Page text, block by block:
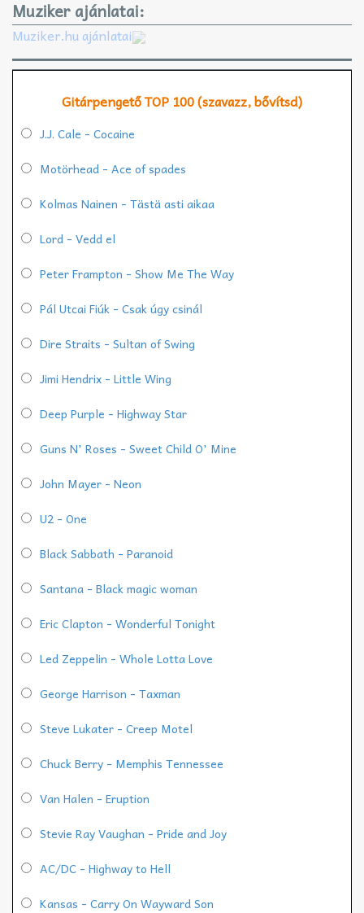
Muziker ajánlatai:
Muziker.hu ajánlatai
Gitárpengető TOP 100 (szavazz, bővítsd)
J.J. Cale - Cocaine
Motörhead - Ace of spades
Kolmas Nainen - Tästä asti aikaa
Lord - Vedd el
Peter Frampton - Show Me The Way
Pál Utcai Fiúk - Csak úgy csinál
Dire Straits - Sultan of Swing
Jimi Hendrix - Little Wing
Deep Purple - Highway Star
Guns N' Roses - Sweet Child O' Mine
John Mayer - Neon
U2 - One
Black Sabbath - Paranoid
Santana - Black magic woman
Eric Clapton - Wonderful Tonight
Led Zeppelin - Whole Lotta Love
George Harrison - Taxman
Steve Lukater - Creep Motel
Chuck Berry - Memphis Tennessee
Van Halen - Eruption
Stevie Ray Vaughan - Pride and Joy
AC/DC - Highway to Hell
Kansas - Carry On Wayward Son